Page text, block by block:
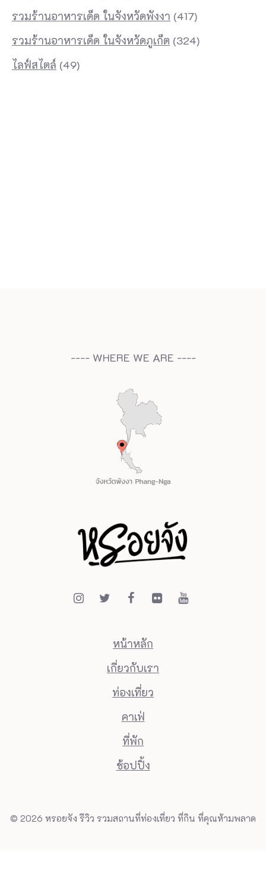
รวมร้านอาหารเด็ด ในจังหวัดพังงา (417)
รวมร้านอาหารเด็ด ในจังหวัดภูเก็ต (324)
ไลฟ์สไตล์ (49)
---- WHERE WE ARE ----
หน้าหลัก
เกี่ยวกับเรา
ท่องเที่ยว
คาเฟ่
ที่พัก
ช้อปปิ้ง
© 2026 หรอยจัง รีวิว รวมสถานที่ท่องเที่ยว ที่กิน ที่คุณห้ามพลาด